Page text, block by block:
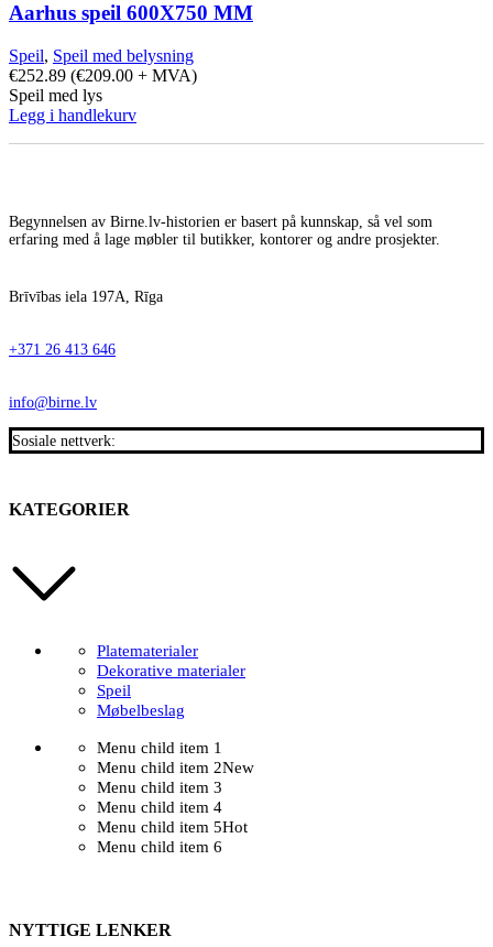
Aarhus speil 600X750 MM
Speil, Speil med belysning
€252.89 (€209.00 + MVA)
Speil med lys
Legg i handlekurv
Begynnelsen av Birne.lv-historien er basert på kunnskap, så vel som
erfaring med å lage møbler til butikker, kontorer og andre prosjekter.
Brīvības iela 197A, Rīga
+371 26 413 646
info@birne.lv
Sosiale nettverk:
KATEGORIER
Platematerialer
Dekorative materialer
Speil
Møbelbeslag
Menu child item 1
Menu child item 2New
Menu child item 3
Menu child item 4
Menu child item 5Hot
Menu child item 6
NYTTIGE LENKER